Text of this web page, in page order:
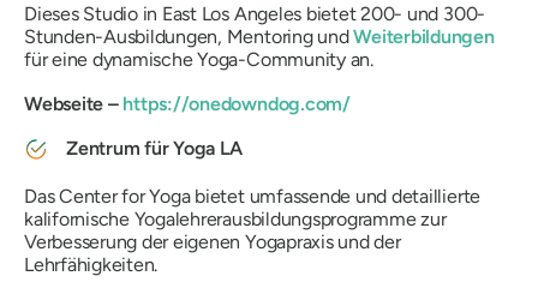
Dieses Studio in East Los Angeles bietet 200- und 300-
Stunden-Ausbildungen, Mentoring undWeiterbildungen
für eine dynamische Yoga-Community an.
Webseite – https://onedowndog.com/
Zentrum für Yoga LA
Das Center for Yoga bietet umfassende und detaillierte
kalifornische Yogalehrerausbildungsprogramme zur
Verbesserung der eigenen Yogapraxis und der
Lehrfähigkeiten.